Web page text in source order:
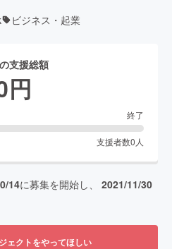
ビジネス・起業
支援総額
円
終了
支援者数0 人
14に募集を開始し、 2021/11/30
ェクトをやってほしい